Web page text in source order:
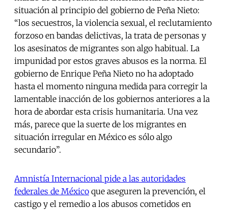
situación al principio del gobierno de Peña Nieto:
“los secuestros, la violencia sexual, el reclutamiento
forzoso en bandas delictivas, la trata de personas y
los asesinatos de migrantes son algo habitual. La
impunidad por estos graves abusos es la norma. El
gobierno de Enrique Peña Nieto no ha adoptado
hasta el momento ninguna medida para corregir la
lamentable inacción de los gobiernos anteriores a la
hora de abordar esta crisis humanitaria. Una vez
más, parece que la suerte de los migrantes en
situación irregular en México es sólo algo
secundario”.
Amnistía Internacional pide a las autoridades
federales de México que aseguren la prevención, el
castigo y el remedio a los abusos cometidos en